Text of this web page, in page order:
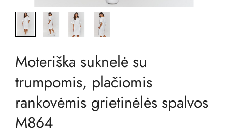
Moteriška suknelė su
trumpomis, plačiomis
rankovėmis grietinėlės spalvos
M864